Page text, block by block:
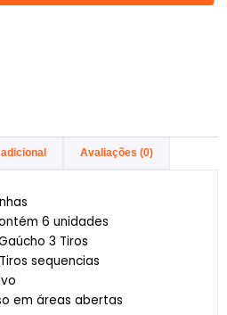
Avaliações (0)
6 unidades
3 Tiros
sequencias
em áreas abertas